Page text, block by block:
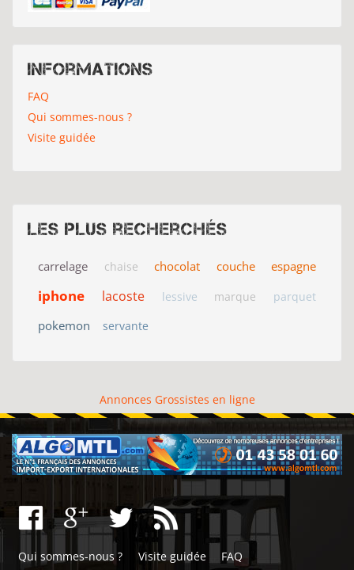
Informations
FAQ
Qui sommes-nous ?
Visite guidée
Les plus recherchés
carrelage chaise chocolat couche espagne
iphone lacoste lessive marque parquet
pokemon servante
Annonces Grossistes en ligne
Qui sommes-nous ? Visite guidée FAQ